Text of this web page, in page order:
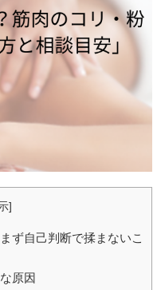
]
ず自己判断で揉まないこ
原因